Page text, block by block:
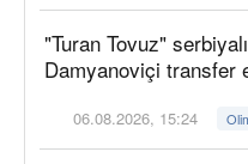
"Turan Tovuz"
Damyanoviçi transfer
06.08.2026, 15:24